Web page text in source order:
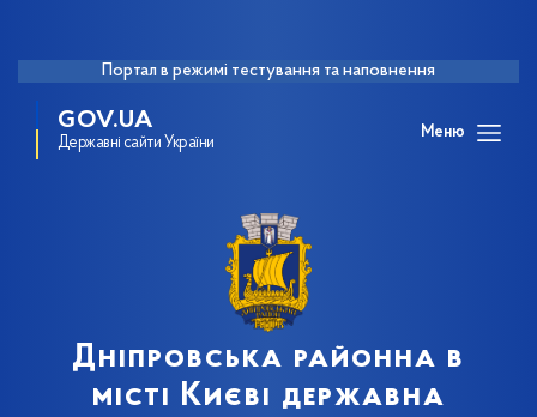
Портал в режимі тестування та наповнення
GOV.UA
Державні сайти України
Меню
Дніпровська районна в
місті Києві державна